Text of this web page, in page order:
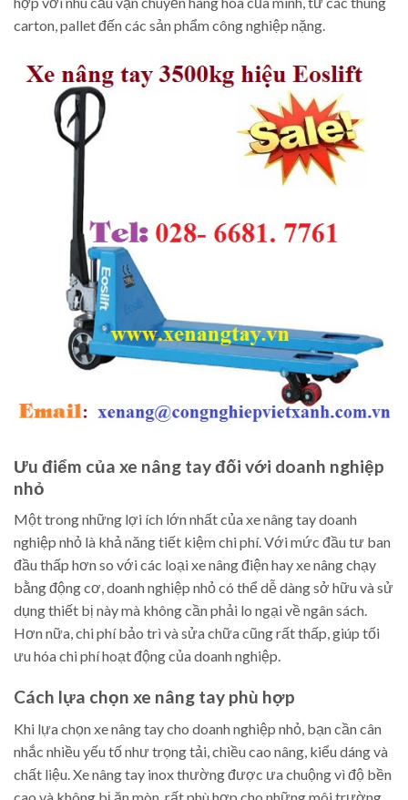
carton, pallet đến các sản phẩm công nghiệp nặng.
Ưu điểm của xe nâng tay đối với doanh nghiệp
nhỏ
Một trong những lợi ích lớn nhất của xe nâng tay doanh
nghiệp nhỏ là khả năng tiết kiệm chi phí. Với mức đầu tư ban
đầu thấp hơn so với các loại xe nâng điện hay xe nâng chạy
bằng động cơ, doanh nghiệp nhỏ có thể dễ dàng sở hữu và sử
dụng thiết bị này mà không cần phải lo ngại về ngân sách.
Hơn nữa, chi phí bảo trì và sửa chữa cũng rất thấp, giúp tối
ưu hóa chi phí hoạt động của doanh nghiệp.
Cách lựa chọn xe nâng tay phù hợp
Khi lựa chọn xe nâng tay cho doanh nghiệp nhỏ, bạn cần cân
nhắc nhiều yếu tố như trọng tải, chiều cao nâng, kiểu dáng và
chất liệu. Xe nâng tay inox thường được ưa chuộng vì độ bền
cao và không bị ăn mòn, rất phù hợp cho những môi trường